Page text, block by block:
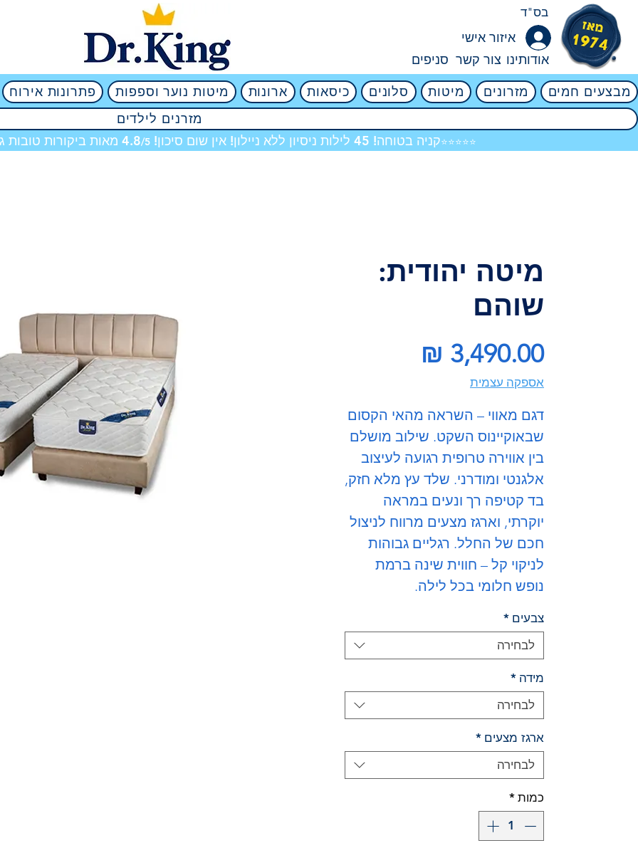
בס"ד
איזור אישי
סניפים צור קשר אודותינו
מבצעים חמים מזרונים מיטות סלונים כיסאות ארונות מיטות נוער וספפות
פתרונות אירוח
מזרנים לילדים
⭐⭐⭐⭐⭐קניה בטוחה! 45 לילות ניסיון ללא ניילון! אין שום סיכון! 4.8 /5 מאות ביקורות טובות
מיטה יהודית:
שוהם
אספקה עצמית
דגם מאווי – השראה מהאי הקסום
שבאוקיינוס השקט. שילוב מושלם
בין אווירה טרופית רגועה לעיצוב
אלגנטי ומודרני. שלד עץ מלא חזק,
בד קטיפה רך ונעים במראה
יוקרתי, וארגז מצעים מרווח לניצול
חכם של החלל. רגליים גבוהות
לניקוי קל – חווית שינה ברמת
נופש חלומי בכל לילה.
צבעים *
לבחירה
מידה *
לבחירה
ארגז מצעים *
לבחירה
כמות *